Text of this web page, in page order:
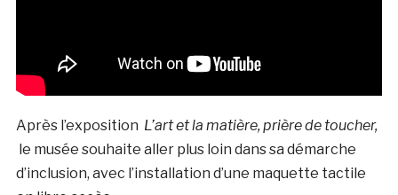
Après l’exposition L’art et la matière, prière de toucher,
le musée souhaite aller plus loin dans sa démarche
d’inclusion, avec l’installation d’une maquette tactile